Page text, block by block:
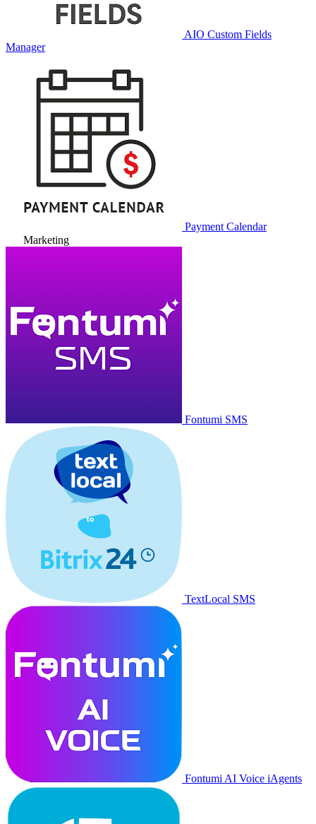
AIO Custom Fields
Manager
Payment Calendar
Marketing
Fontumi SMS
TextLocal SMS
Fontumi AI Voice iAgents